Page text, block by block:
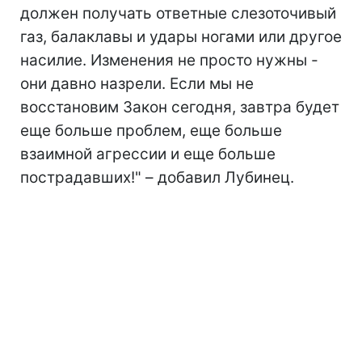
должен получать ответные слезоточивый
газ, балаклавы и удары ногами или другое
насилие. Изменения не просто нужны -
они давно назрели. Если мы не
восстановим Закон сегодня, завтра будет
еще больше проблем, еще больше
взаимной агрессии и еще больше
пострадавших!" – добавил Лубинец.